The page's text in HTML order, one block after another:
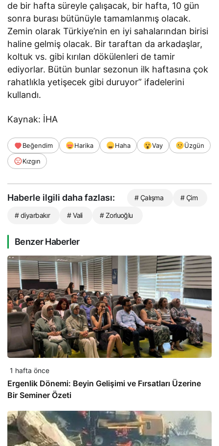
de bir hafta süreyle çalışacak, bir hafta, 10 gün
sonra burası bütünüyle tamamlanmış olacak.
Zemin olarak Türkiye’nin en iyi sahalarından birisi
haline gelmiş olacak. Bir taraftan da arkadaşlar,
koltuk vs. gibi kırılan dökülenleri de tamir
ediyorlar. Bütün bunlar sezonun ilk haftasına çok
rahatlıkla yetişecek gibi duruyor” ifadelerini
kullandı.
Kaynak: İHA
Beğendim Harika Haha Vay
Üzgün
Kızgın
Haberle ilgili daha fazlası: # Çalışma # Çim
# diyarbakır # Vali # Zorluoğlu
Benzer Haberler
1 hafta önce
Ergenlik Dönemi: Beyin Gelişimi ve Fırsatları Üzerine
Bir Seminer Özeti